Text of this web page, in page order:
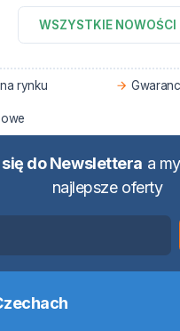
WSZYSTKIE NOWOŚCI
rynku
do Newslettera a
najlepsze oferty